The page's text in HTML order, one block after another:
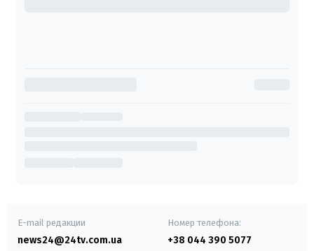
E-mail редакции
news24@24tv.com.ua
Номер телефона:
+38 044 390 5077